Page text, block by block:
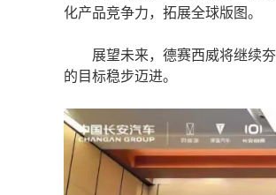
化产品竞争力，拓展全球版图。
展望未来，德赛西威将继续夯
的目标稳步迈进。